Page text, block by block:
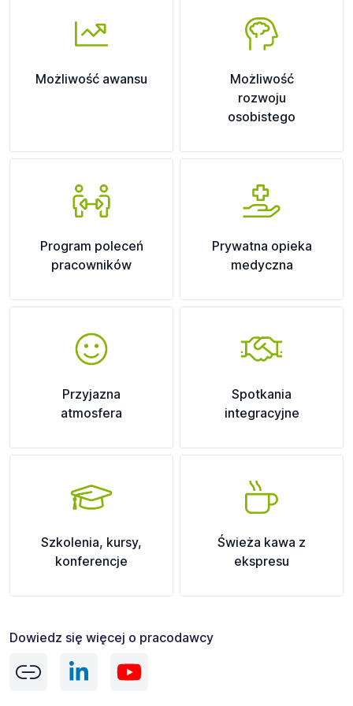
Możliwość awansu
Możliwość
rozwoju
osobistego
Program poleceń
pracowników
Prywatna opieka
medyczna
Przyjazna
atmosfera
Spotkania
integracyjne
Szkolenia, kursy,
konferencje
Świeża kawa z
ekspresu
Dowiedz się więcej o pracodawcy